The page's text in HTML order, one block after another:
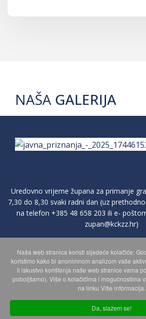
NAŠA GALERIJA
Uredovno vrijeme župana za primanje
7,30 do 8,30 svaki radni dan (uz
na telefon +385 48 658 203 ili e-
zupan@kckzz.hr)
POLITIKA ZAŠTITE PRIVATNOSTI
MAPA WEBA
Naša web stranica koristi sljedeće kolačiće:
koristimo kako bi anonimnom analizom vaše
li iskustvo korištenja naše web stranice vama
poboljšamo). Više o kolačićima i mogućnostima
na linku Više informacija.
Da, slažem se!